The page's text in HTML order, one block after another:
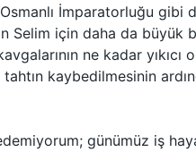
İmparatorluğu gibi
için daha da büyük
ne kadar
kaybedilmesinin
günümüz iş